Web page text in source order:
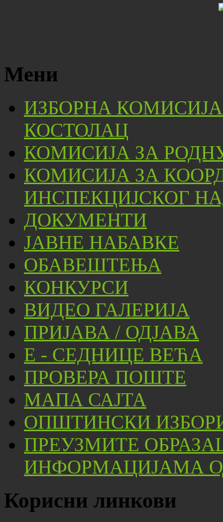
Мени
ИЗБОРНА
КОСТОЛАЦ
КОМИСИЈА ЗА
КОМИСИЈА ЗА
ИНСПЕКЦИЈСКОГ
ДОКУМЕНТИ
ЈАВНЕ НАБАВКЕ
ОБАВЕШТЕЊА
КОНКУРСИ
ВИДЕО ГАЛЕРИЈА
ПРИЈАВА / ОДЈАВА
Е - СЕДНИЦЕ ВЕЋА
ПРОВЕРА ПОШТЕ
МАПА САЈТА
ОПШТИНСКИ
ПРЕУЗМИТЕ
ИНФОРМАЦИЈАМА
Корисни линкови